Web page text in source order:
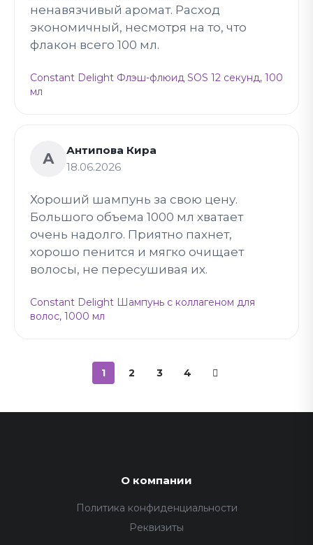
ненавязчивый аромат. Расход
экономичный, несмотря на то, что
флакон всего 100 мл.
Constant Delight Флэш-флюид SOS 12 секунд, 100
мл
А
Антипова Кира
18.06.2026
Хороший шампунь за свою цену.
Большого объема 1000 мл хватает
очень надолго. Приятно пахнет,
хорошо пенится и мягко очищает
волосы, не пересушивая их.
Constant Delight Шампунь с коллагеном для
волос, 1000 мл
1 2 3 4
О компании
Политика конфиденциальности
Реквизиты